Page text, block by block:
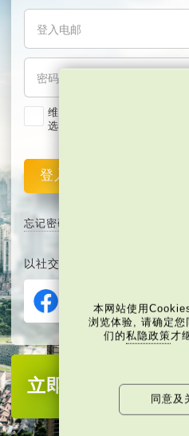
维持我的登入状态两星期 (
选)
登入
忘记密码
以社交媒体平台注册或登入∶
立即注册 成为当
本网站使用
浏览体验, 请确定您
们的私隐政策才
同意及